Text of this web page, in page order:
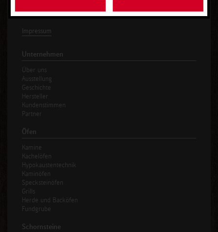
info@das-ofenhaus.de
Impressum
Unternehmen
Über uns
Ausstellung
Geschichte
Hersteller
Kundenstimmen
Partner
Öfen
Kamine
Kachelöfen
Hypokaustentechnik
Kaminöfen
Specksteinöfen
Grills
Herde und Backöfen
Fundgrube
Schornsteine